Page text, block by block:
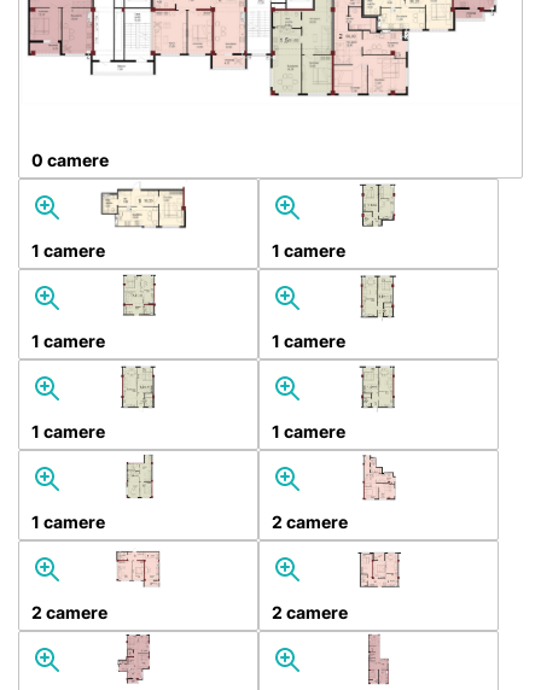
0 camere
1 camere 1 camere
1 camere 1 camere
1 camere 1 camere
1 camere 2 camere
2 camere 2 camere